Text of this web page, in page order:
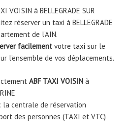
VOISIN à BELLEGRADE SUR
réserver un taxi à BELLEGRADE
de l’AIN.
facilement votre taxi sur le
l’ensemble de vos déplacements.
ABF TAXI VOISIN à
la centrale de réservation
des personnes (TAXI et VTC)